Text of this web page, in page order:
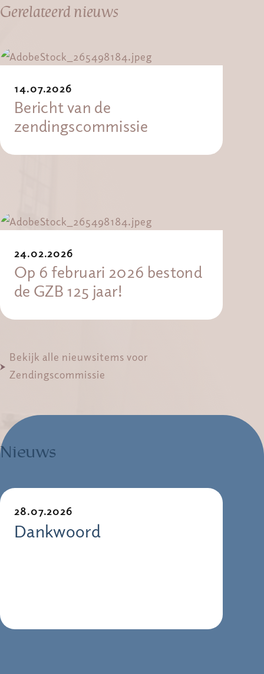
Gerelateerd nieuws
14.07.2026
Bericht van de
zendingscommissie
24.02.2026
Op 6 februari 2026 bestond
de GZB 125 jaar!
Bekijk alle nieuwsitems voor
Zendingscommissie
Nieuws
28.07.2026
Dankwoord